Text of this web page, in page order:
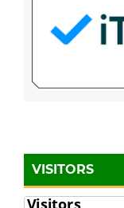
VISITORS